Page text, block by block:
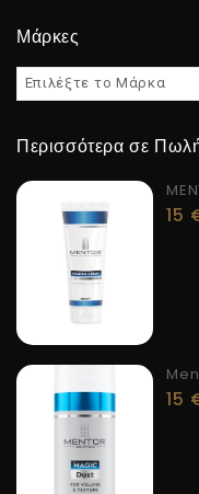
Μάρκες
Περισσότερα σε
15
15